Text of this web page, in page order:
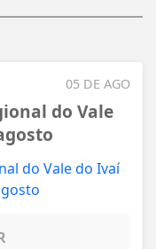
05 DE AGO
do Vale